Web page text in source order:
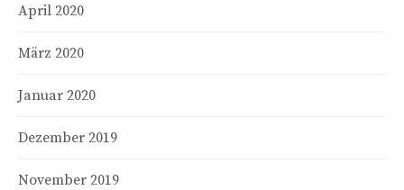
April 2020
März 2020
Januar 2020
Dezember 2019
November 2019